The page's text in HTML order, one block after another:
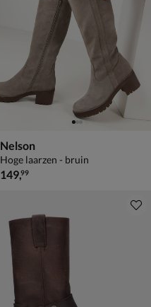
Nelson
Hoge laarzen - bruin
€ 149,99
149,99